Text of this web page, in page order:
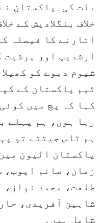
بات کی۔پاکستان
خلاف بنگلادیش کے
اتارنے کا فیصلہ
ارشدیپ اور ہرشیت
شیوم دبوے کو
ٹیم پاکستان کے
کہا کہ پچ میں
رہا ہوں، ہم پہلے
ہم ٹاس جیتتے تو
پاکستان الیون
زمان، صائم ایوب،
طلعت، محمد نواز،
شاہین آفریدی،
شامل ہیں۔